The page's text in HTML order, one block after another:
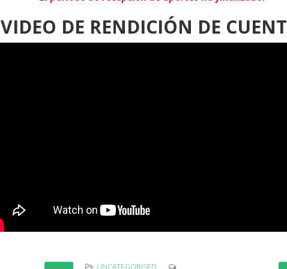
VIDEO DE RENDICIÓN DE
UNCATEGORISED